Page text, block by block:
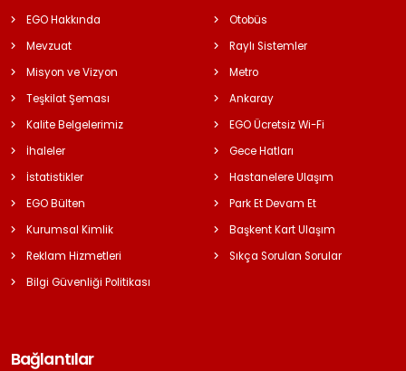
EGO Hakkında
Mevzuat
Misyon ve Vizyon
Teşkilat Şeması
Kalite Belgelerimiz
İhaleler
İstatistikler
EGO Bülten
Kurumsal Kimlik
Reklam Hizmetleri
Bilgi Güvenliği Politikası
Otobüs
Raylı Sistemler
Metro
Ankaray
EGO Ücretsiz Wi-Fi
Gece Hatları
Hastanelere Ulaşım
Park Et Devam Et
Başkent Kart Ulaşım
Sıkça Sorulan Sorular
Bağlantılar